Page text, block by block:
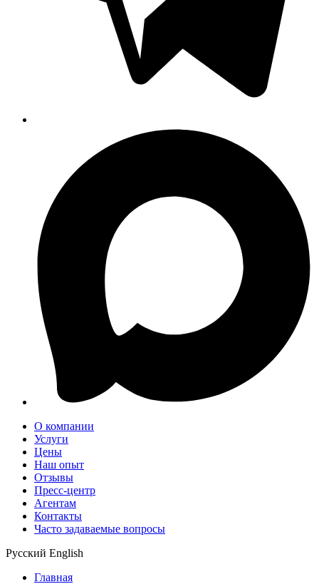
О компании
Услуги
Цены
Наш опыт
Отзывы
Пресс-центр
Агентам
Контакты
Часто задаваемые вопросы
Русский English
Главная